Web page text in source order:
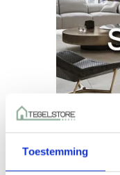
Toestemming